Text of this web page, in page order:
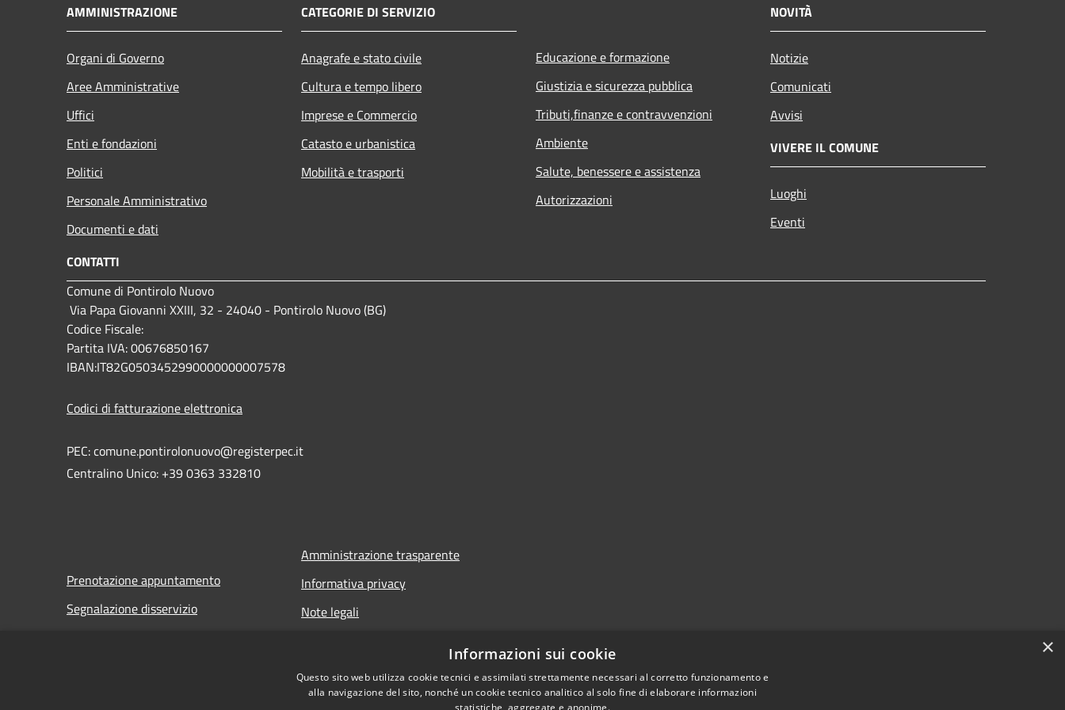
AMMINISTRAZIONE
Organi di Governo
Aree Amministrative
Uffici
Enti e fondazioni
Politici
Personale Amministrativo
Documenti e dati
CATEGORIE DI SERVIZIO
Anagrafe e stato civile
Cultura e tempo libero
Imprese e Commercio
Catasto e urbanistica
Mobilità e trasporti
Educazione e formazione
Giustizia e sicurezza pubblica
Tributi,finanze e contravvenzioni
Ambiente
Salute, benessere e assistenza
Autorizzazioni
NOVITÀ
Notizie
Comunicati
Avvisi
VIVERE IL COMUNE
Luoghi
Eventi
CONTATTI
Comune di Pontirolo Nuovo
Via Papa Giovanni XXIII, 32 - 24040 - Pontirolo Nuovo (BG)
Codice Fiscale:
Partita IVA: 00676850167
IBAN:IT82G0503452990000000007578
Codici di fatturazione elettronica
PEC: comune.pontirolonuovo@registerpec.it
Centralino Unico: +39 0363 332810
Prenotazione appuntamento
Segnalazione disservizio
Amministrazione trasparente
Informativa privacy
Note legali
×
Informazioni sui cookie
Questo sito web utilizza cookie tecnici e assimilati strettamente necessari al corretto funzionamento e
alla navigazione del sito, nonché un cookie tecnico analitico al solo fine di elaborare informazioni
statistiche, aggregate e anonime.